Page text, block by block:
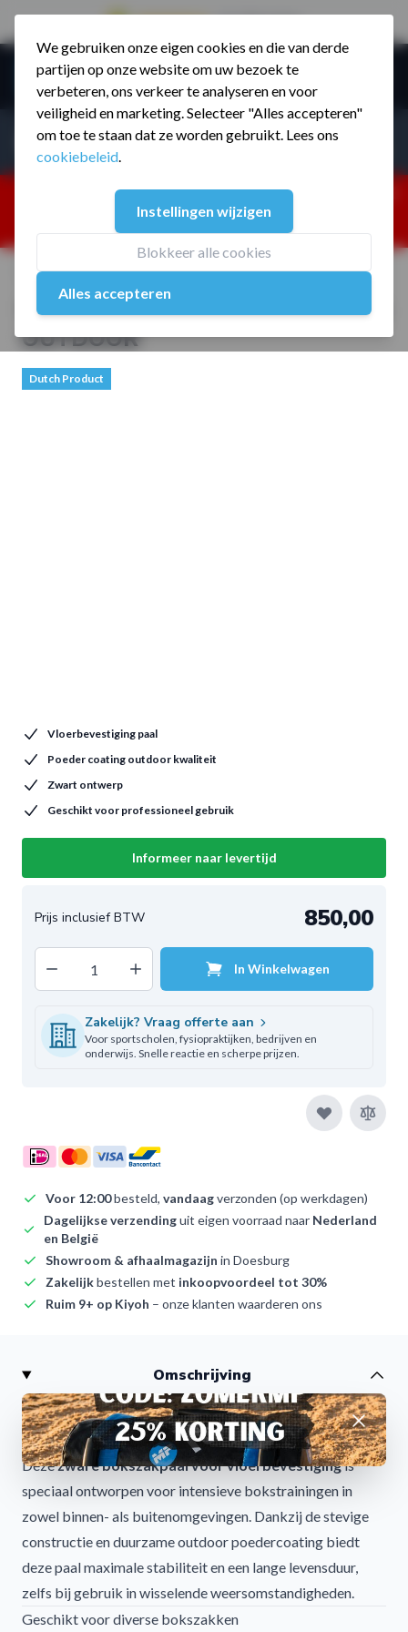
We gebruiken onze eigen cookies en die van derde
partijen op onze website om uw bezoek te
verbeteren, ons verkeer te analyseren en voor
veiligheid en marketing. Selecteer "Alles accepteren"
om toe te staan dat ze worden gebruikt. Lees ons
cookiebeleid.
Instellingen wijzigen
Blokkeer alle cookies
Alles accepteren
Ga naar de inhoud
Menu
Producten zoeken...
25% korting ivm vakantiesluiting. Gebruik code:
ZOMERMP. muv vloeren, fitnesstoestellen, boksartikelen,
zakelijk en dealer inlog. Verzending vanaf 19 aug.
Home / MP3893 Bokszakframe model galg OUTDOOR
MP3893 Bokszakframe model galg
OUTDOOR
Dutch Product
Vloerbevestiging paal
Poeder coating outdoor kwaliteit
Zwart ontwerp
Geschikt voor professioneel gebruik
Informeer naar levertijd
850,00
Decrease quantityIncrease quantityIn Winkelwagen
Zakelijk? Vraag offerte aan
Voor sportscholen, fysiopraktijken, bedrijven en
onderwijs. Snelle reactie en scherpe prijzen.
Voor 12:00besteld, vandaagverzonden (op werkdagen)
Dagelijkse verzendinguit eigen voorraad naar Nederland
en België
Showroom & afhaalmagazijn in Doesburg
Zakelijkbestellen met inkoopvoordeel tot 30%
Ruim 9+ op Kiyoh – onze klanten waarderen ons
Omschrijving
Zware Bokszakpaal voor Vloerbevestiging – Robuust en
Weerbestendig voor Outdoor Gebruik
Dezezware bokszakpaal voor vloerbevestigingis
speciaal ontworpen voor intensieve bokstrainingen in
zowel binnen- als buitenomgevingen. Dankzij de stevige
constructie en duurzame outdoor poedercoating biedt
deze paal maximale stabiliteit en een lange levensduur,
zelfs bij gebruik in wisselende weersomstandigheden.
Geschikt voor diverse bokszakken
Afwijzen